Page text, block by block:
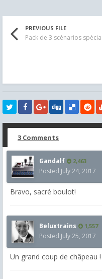
PREVIOUS FILE
Pack de 3 scénarios
3 Comments
Gandalf 2,463
Posted July 24, 2017
Bravo, sacré boulot!
Beluxtrains 1,557
Posted July 25, 2017
Un grand coup de châpeau